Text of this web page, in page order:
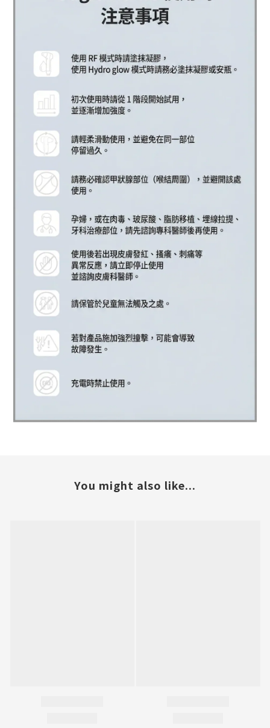
You might also like...